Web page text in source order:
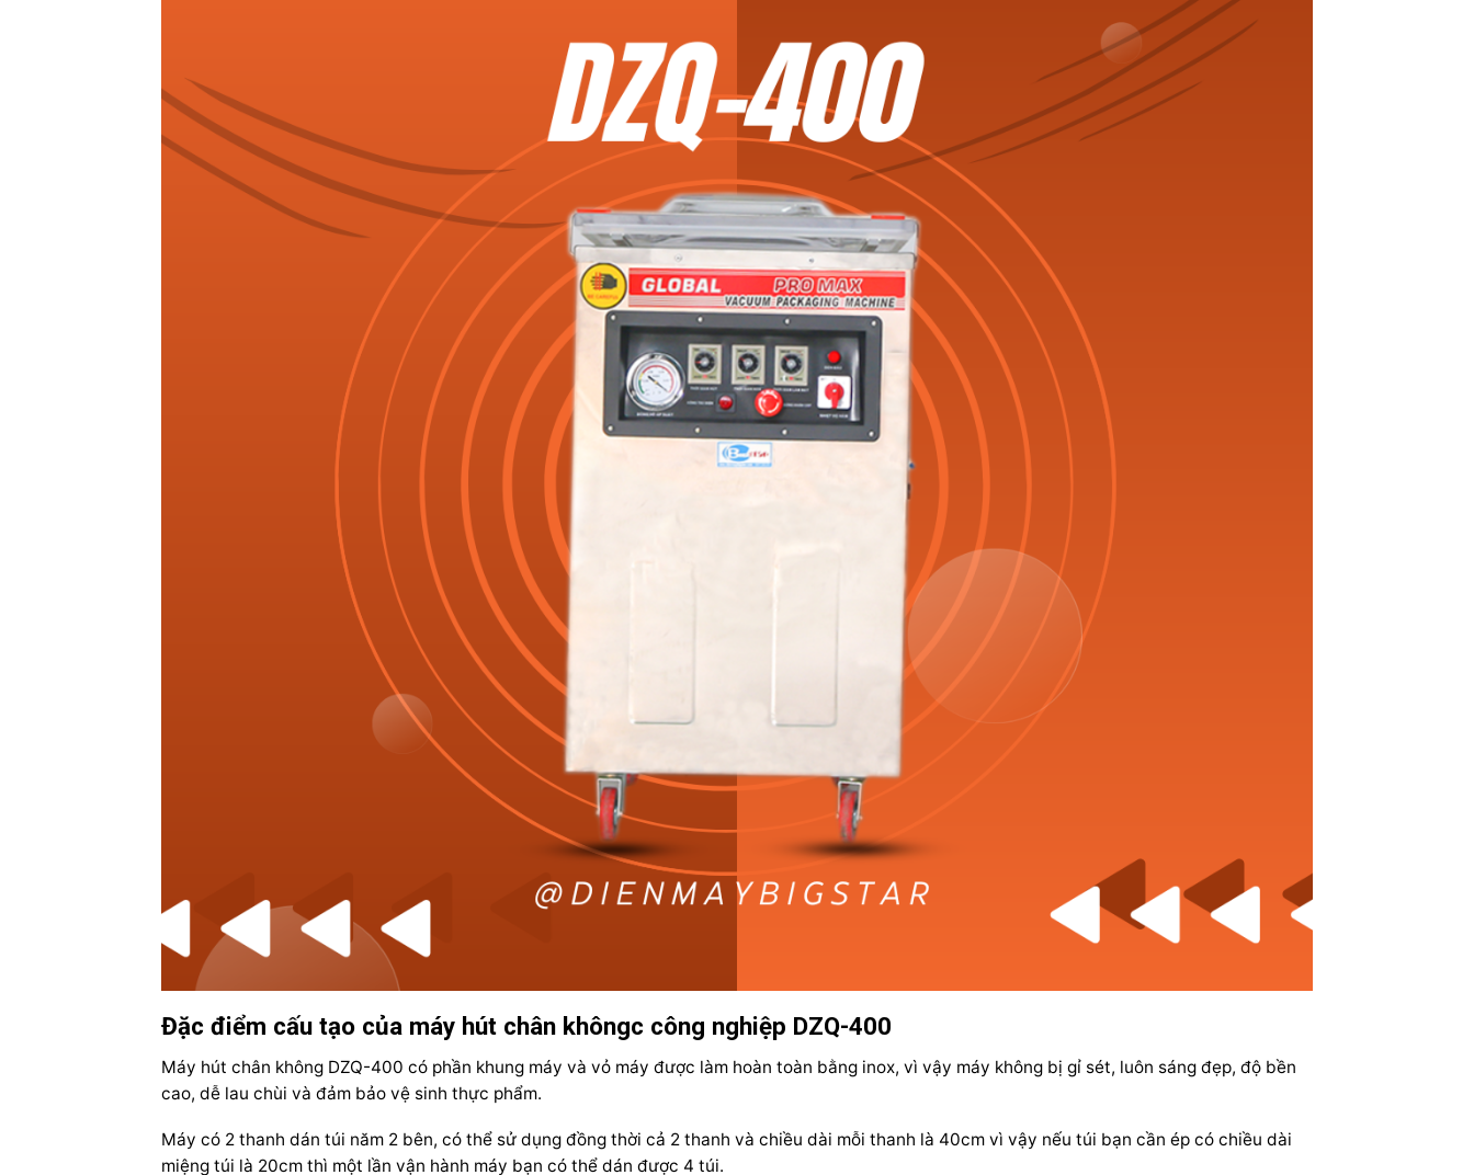
Đặc điểm cấu tạo của máy hút chân khôngc công nghiệp DZQ-400
Máy hút chân không DZQ-400 có phần khung máy và vỏ máy được làm hoàn toàn bằng inox, vì vậy máy không bị gỉ sét, luôn sáng đẹp, độ bền
cao, dễ lau chùi và đảm bảo vệ sinh thực phẩm.
Máy có 2 thanh dán túi năm 2 bên, có thể sử dụng đồng thời cả 2 thanh và chiều dài mỗi thanh là 40cm vì vậy nếu túi bạn cần ép có chiều dài
miệng túi là 20cm thì một lần vận hành máy bạn có thể dán được 4 túi.